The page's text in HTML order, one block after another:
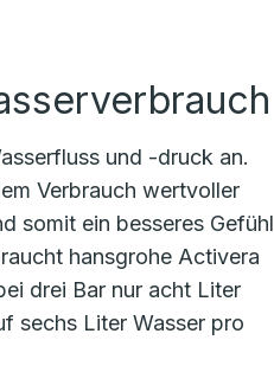
und -druck an.
Verbrauch wertvoller
somit ein besseres Gefühl
hansgrohe Activera
drei Bar nur acht Liter
sechs Liter Wasser pro